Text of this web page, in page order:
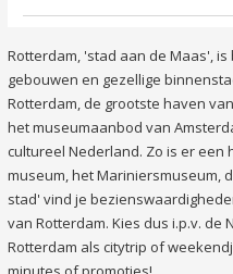
Rotterdam, 'stad aan de Maas',
gebouwen en gezellige
Rotterdam, de grootste haven
het museumaanbod van
cultureel Nederland. Zo is er
museum, het Mariniersmuseum,
stad' vind je
van Rotterdam. Kies dus i.p.v.
Rotterdam als citytrip of